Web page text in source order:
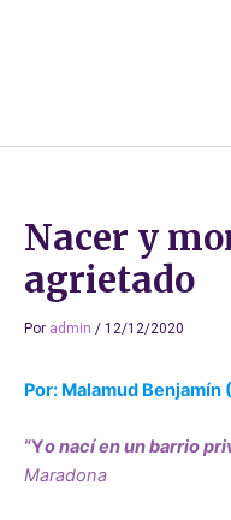
Nacer y
agrietado
Por admin / 12/12/2020
Por: Malamud
“Yo nací en un barrio
Maradona